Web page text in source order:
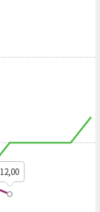
12,00